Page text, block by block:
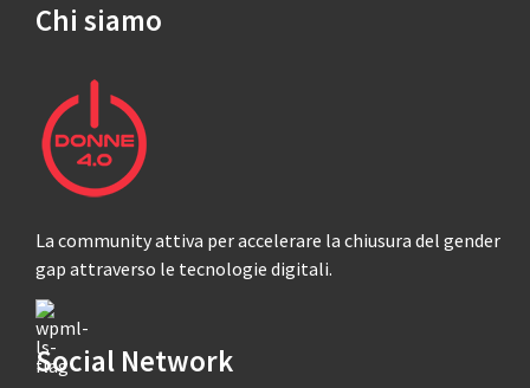
Chi siamo
La community attiva per accelerare la chiusura del gender
gap attraverso le tecnologie digitali.
Social Network